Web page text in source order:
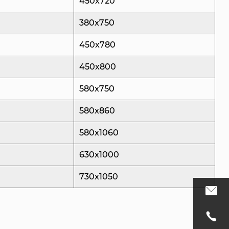
проблемой в традиционных системах с
Система клапанных затворов обеспечивает
снижая вероятность появления дефектов и
крышек.
использования высококачественных
процессе. Наша система
ворот клапана с 24 полостями крышки
стали премиум-класса, такой как ASSAB
Эти материалы известны своей долговечностью,
и термостойкостью, что гарантирует, что
условия высоких температур.
формы спроектирована так, чтобы быть прочной
380x750
450x780
450x800
580x750
580x860
580x1060
630x1000
730x1050